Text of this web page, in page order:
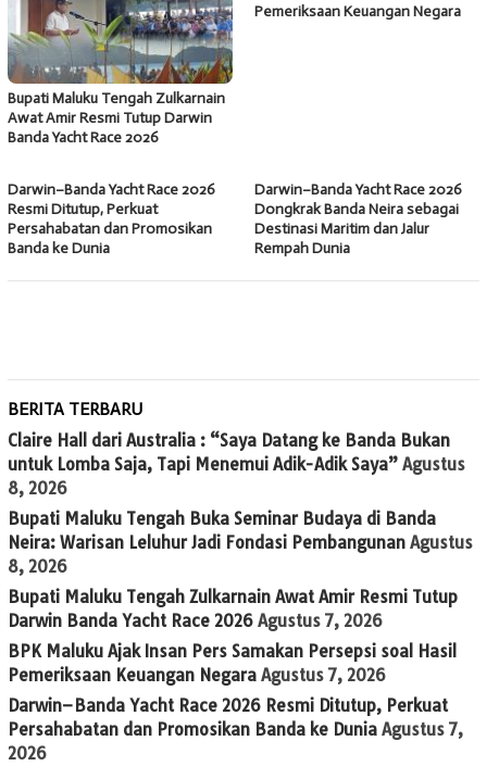
Bupati Maluku Tengah Zulkarnain
Awat Amir Resmi Tutup Darwin
Banda Yacht Race 2026
Pemeriksaan Keuangan Negara
Darwin–Banda Yacht Race 2026
Resmi Ditutup, Perkuat
Persahabatan dan Promosikan
Banda ke Dunia
Darwin–Banda Yacht Race 2026
Dongkrak Banda Neira sebagai
Destinasi Maritim dan Jalur
Rempah Dunia
BERITA TERBARU
Claire Hall dari Australia : “Saya Datang ke Banda Bukan
untuk Lomba Saja, Tapi Menemui Adik-Adik Saya” Agustus
8, 2026
Bupati Maluku Tengah Buka Seminar Budaya di Banda
Neira: Warisan Leluhur Jadi Fondasi Pembangunan Agustus
8, 2026
Bupati Maluku Tengah Zulkarnain Awat Amir Resmi Tutup
Darwin Banda Yacht Race 2026 Agustus 7, 2026
BPK Maluku Ajak Insan Pers Samakan Persepsi soal Hasil
Pemeriksaan Keuangan Negara Agustus 7, 2026
Darwin–Banda Yacht Race 2026 Resmi Ditutup, Perkuat
Persahabatan dan Promosikan Banda ke Dunia Agustus 7,
2026